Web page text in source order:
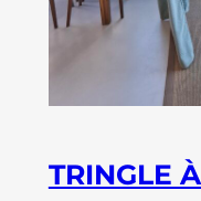
TRINGLE